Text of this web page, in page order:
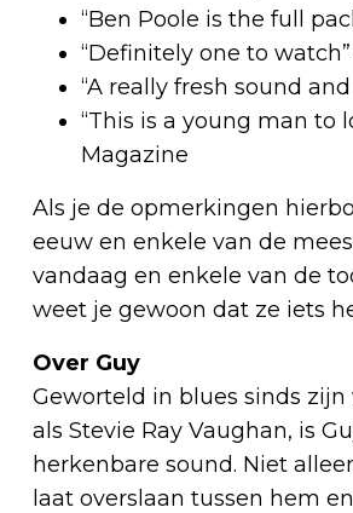
“Ben Poole is the full
“Definitely one to
“A really fresh sound
“This is a young man to
Magazine
Als je de opmerkingen
eeuw en enkele van de
vandaag en enkele van de
weet je gewoon dat ze iets
Over Guy
Geworteld in blues sinds
als Stevie Ray Vaughan, is
herkenbare sound. Niet
laat overslaan tussen hem